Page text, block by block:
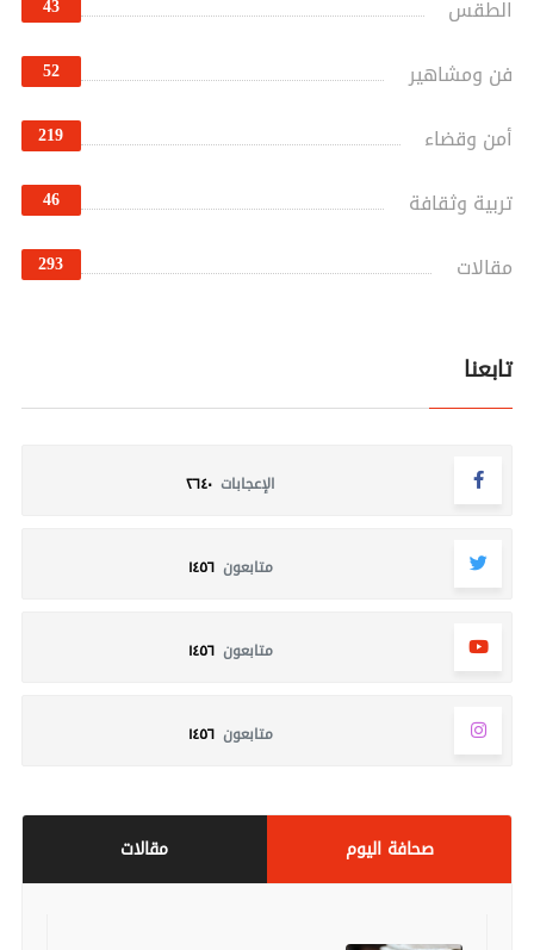
الطقس 43
فن ومشاهير 52
أمن وقضاء 219
تربية وثقافة 46
مقالات 293
تابعنا
الإعجابات ٢٦٤٠
متابعون ١٤٥٦
متابعون ١٤٥٦
متابعون ١٤٥٦
مقالات صحافة اليوم